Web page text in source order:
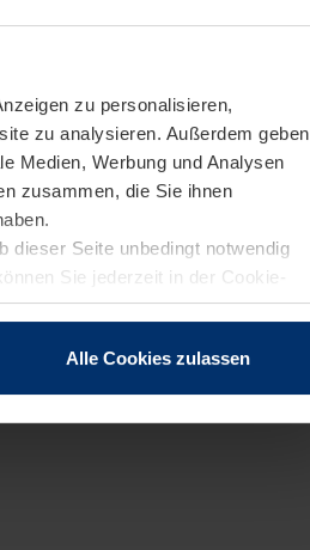
zu personalisieren,
zu analysieren. Außerdem geben
Medien, Werbung und Analysen
zusammen, die Sie ihnen
dieser Seite unbedingt notwendig
Sie jederzeit in der Cookie-
Alle Cookies zulassen